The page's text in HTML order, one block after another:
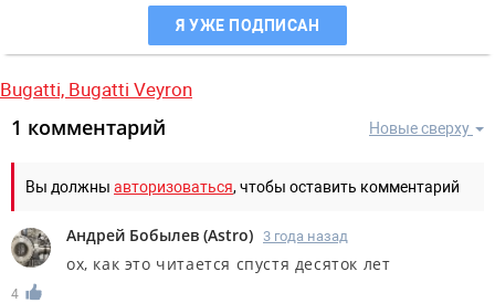
Я УЖЕ ПОДПИСАН
Bugatti, Bugatti Veyron
Новые сверху
1 комментарий
Вы должны авторизоваться, чтобы оставить комментарий
Андрей Бобылев (Astro) 3 года назад
ох, как это читается спустя десяток лет
4